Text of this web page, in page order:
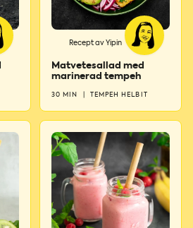
Recept av Yipin
Matvetesallad med
marinerad tempeh
30 MIN TEMPEH HELBIT